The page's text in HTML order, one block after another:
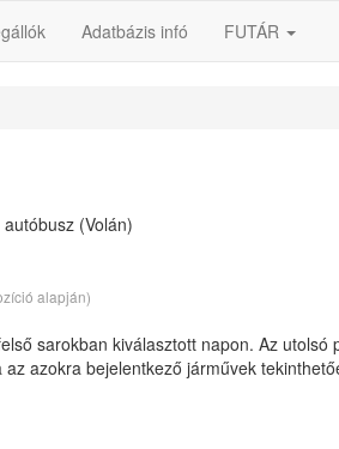
Adatbázis infó FUTÁR
(Volán)
alapján)
sarokban kiválasztott napon. Az
azokra bejelentkező járművek